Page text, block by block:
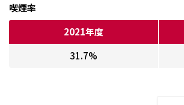
喫煙率
2021年度
31.7%